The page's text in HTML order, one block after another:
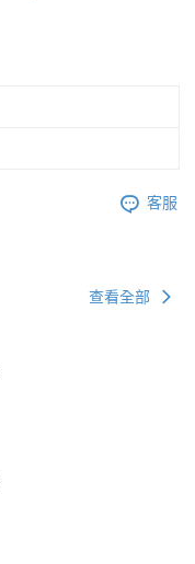
客服
查看全部